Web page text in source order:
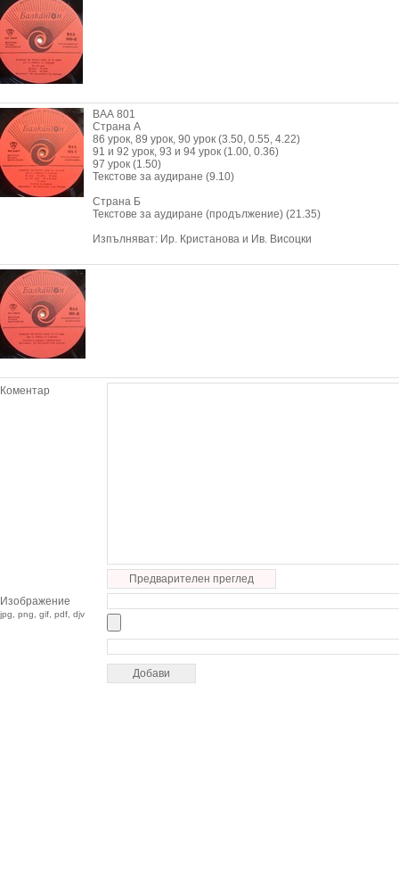
ВАА 801
Страна А
86 урок, 89 урок, 90 урок (3.50, 0.55, 4.22)
91 и 92 урок, 93 и 94 урок (1.00, 0.36)
97 урок (1.50)
Текстове за аудиране (9.10)
Страна Б
Текстове за аудиране (продължение) (21.35)
Изпълняват: Ир. Кристанова и Ив. Висоцки
Коментар
Предварителен преглед
Изображение
jpg, png, gif, pdf, djv